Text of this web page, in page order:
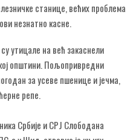
станице, већих проблема
незнатно касне.
утицале на већ закаснели
општини. Пољопривредни
за усеве пшенице и јечма,
репе.
Србије и СРЈ Слободана